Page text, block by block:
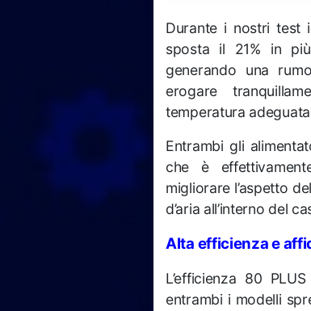
Durante i nostri test
sposta il 21% in
generando una
erogare
temperatura
Entrambi gli
che è
migliorare l’aspetto
d’aria all’interno del
Alta efficienza e
L’efficienza 80
entrambi i modelli